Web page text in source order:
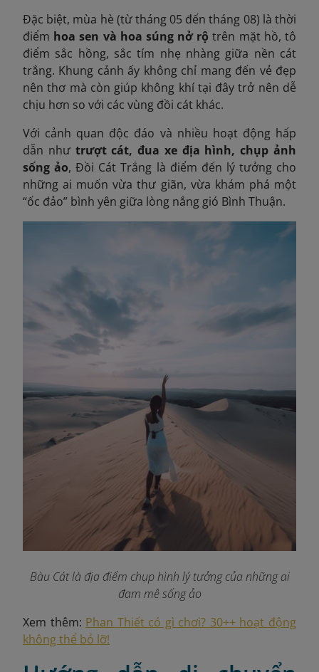
Đặc biệt, mùa hè (từ tháng 05 đến tháng 08) là thời
điểm hoa sen và hoa súng nở rộ trên mặt hồ, tô
điểm sắc hồng, sắc tím nhẹ nhàng giữa nền cát
trắng. Khung cảnh ấy không chỉ mang đến vẻ đẹp
nên thơ mà còn giúp không khí tại đây trở nên dễ
chịu hơn so với các vùng đồi cát khác.
Với cảnh quan độc đáo và nhiều hoạt động hấp
dẫn như trượt cát, đua xe địa hình, chụp ảnh
sống ảo, Đồi Cát Trắng là điểm đến lý tưởng cho
những ai muốn vừa thư giãn, vừa khám phá một
“ốc đảo” bình yên giữa lòng nắng gió Bình Thuận.
Bàu Cát là địa điểm chụp hình lý tưởng của những ai
đam mê sống ảo
Xem thêm: Phan Thiết có gì chơi? 30++ hoạt động
không thể bỏ lỡ!